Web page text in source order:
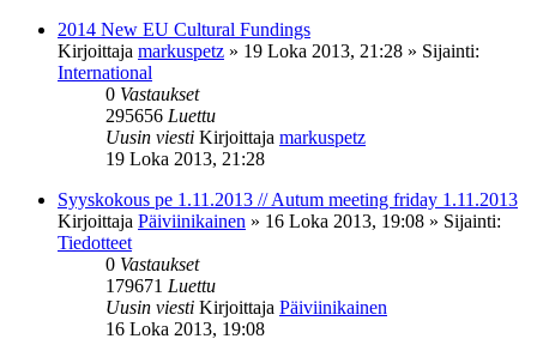
2014 New EU Cultural Fundings
Kirjoittaja markuspetz » 19 Loka 2013, 21:28 » Sijainti:
International
0 Vastaukset
295656 Luettu
Uusin viesti Kirjoittaja markuspetz
19 Loka 2013, 21:28
Syyskokous pe 1.11.2013 // Autum meeting friday 1.11.2013
Kirjoittaja Päiviinikainen » 16 Loka 2013, 19:08 » Sijainti:
Tiedotteet
0 Vastaukset
179671 Luettu
Uusin viesti Kirjoittaja Päiviinikainen
16 Loka 2013, 19:08